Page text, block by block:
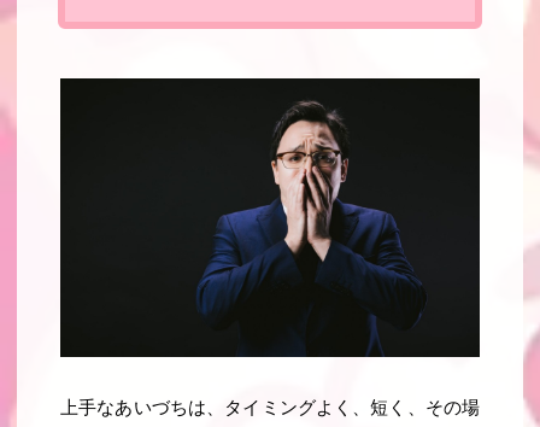
上手なあいづちは、タイミングよく、短く、その場